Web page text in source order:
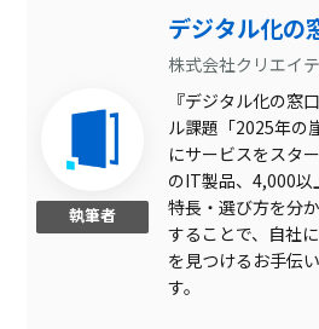
執筆者
デジタル化の
株式会社クリエイ
『デジタル化の窓
ル課題「2025年の
にサービスをスタ
のIT製品、4,000以
特長・選び方を分
することで、自社
を見つけるお手伝
す。